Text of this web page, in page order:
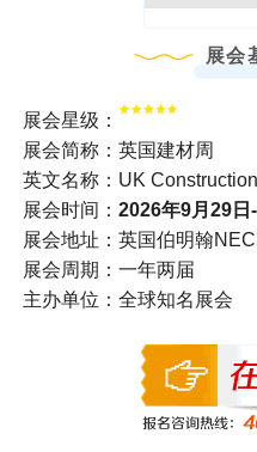
展会
展会星级：
展会简称：英国建材周
英文名称：UK
展会时间： 2026年9月29日
展会地址：英国伯明翰
展会周期：一年两届
主办单位：全球知名展会